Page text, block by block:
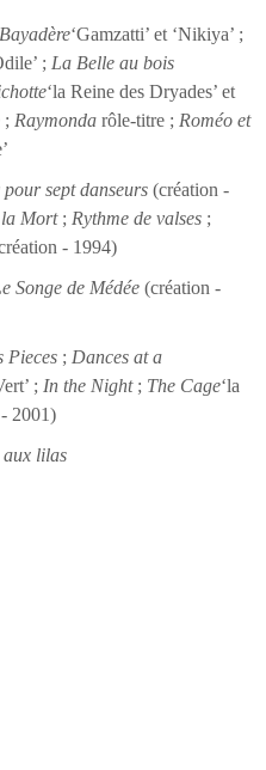
‘Gamzatti’ et ‘Nikiya’ ;
; La Belle au bois
‘la Reine des Dryades’ et
; Raymonda rôle-titre ; Roméo et
pour sept danseurs (création -
la Mort; Rythme de valses ;
- 1994)
Songe de Médée (création -
Pieces ; Dances at a
; In the Night; The Cage‘la
2001)
lilas